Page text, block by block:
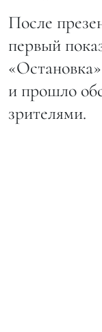
После
первый
и прошло
зрителями.